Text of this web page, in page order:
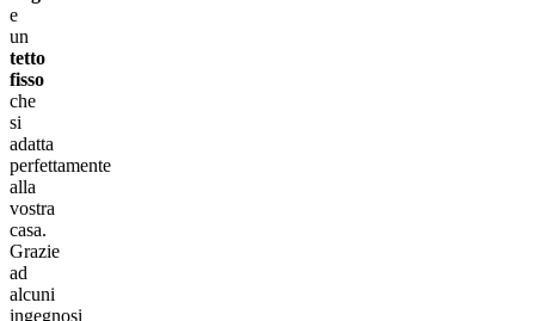
e
un
tetto
fisso
che
si
adatta
perfettamente
alla
vostra
casa.
Grazie
ad
alcuni
ingegnosi